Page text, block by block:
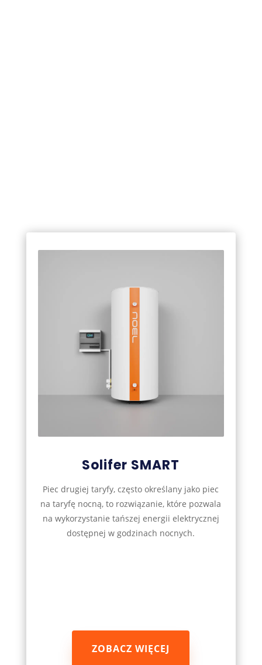
Solifer SMART
Piec drugiej taryfy, często określany jako piec
na taryfę nocną, to rozwiązanie, które pozwala
na wykorzystanie tańszej energii elektrycznej
dostępnej w godzinach nocnych.
ZOBACZ WIĘCEJ